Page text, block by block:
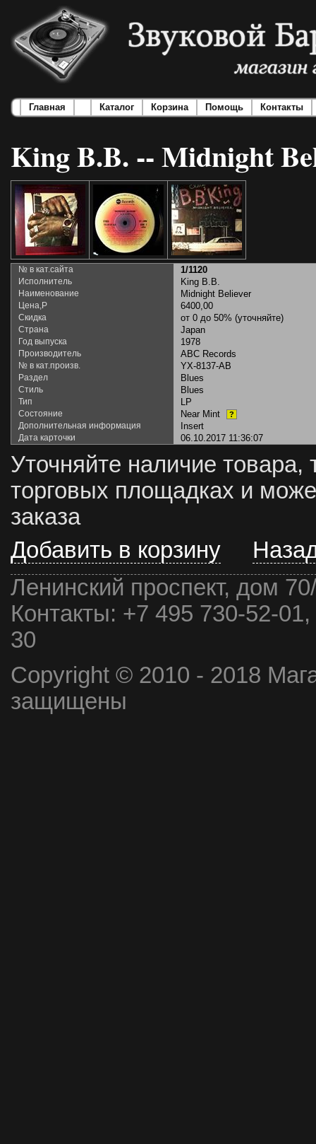
Главная Каталог Корзина Помощь Контакты
King B.B. -- Midnight
№ в кат.сайта 1/1120
Исполнитель King B.B.
Наименование Midnight Believer
Цена,Р 6400,00
Скидка от 0 до 50% (уточняйте)
Страна Japan
Год выпуска 1978
Производитель ABC Records
№ в кат.произв. YX-8137-AB
Раздел Blues
Стиль Blues
Тип LP
Состояние Near Mint ?
Дополнительная информация Insert
Дата карточки 06.10.2017 11:36:07
Уточняйте наличие товара,
торговых площадках и
заказа
Добавить в корзину
Ленинский проспект, дом
Контакты: +7 495 730-52-
30
Copyright © 2010 - 2018
защищены